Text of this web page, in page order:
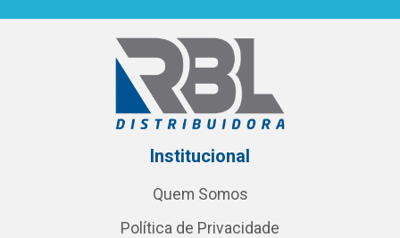
Institucional
Quem Somos
Política de Privacidade